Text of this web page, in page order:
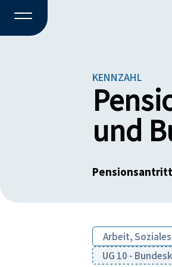
KENNZAHL
und
Arbeit,
UG 10 -